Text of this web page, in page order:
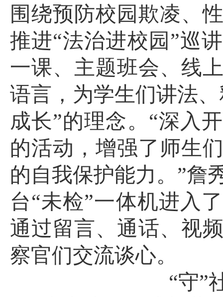
围绕预防校园欺凌、
推进“法治进校园”巡
一课、主题班会、线
语言，为学生们讲法
成长”的理念。“深入
的活动，增强了师生
的自我保护能力。”詹
台“未检”一体机进入
通过留言、通话、视
察官们交流谈心。
“守”